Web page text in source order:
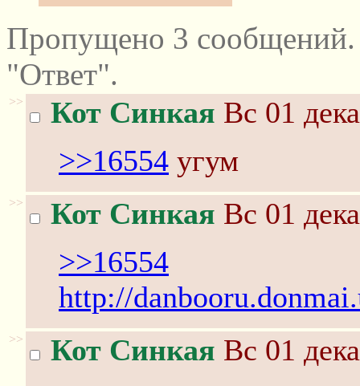
Пропущено 3
"Ответ".
>> Кот Синкая Вс 01
>>16554 угум
>> Кот Синкая Вс 01
>>16554
http://
>> Кот Синкая Вс 01